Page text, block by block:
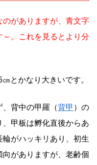
がありますが、青文字
。これを見るとより分
とかなり大きいです。
、背中の甲羅（背甲 ）の
甲板は孵化直後からあ
がハッキリあり、初生
がありますが、老齢個